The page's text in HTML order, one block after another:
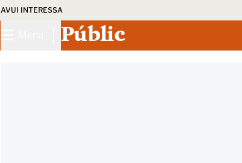
AVUI INTERESSA
Públic